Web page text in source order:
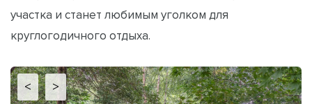
участка и станет любимым уголком для
круглогодичного отдыха.
< >